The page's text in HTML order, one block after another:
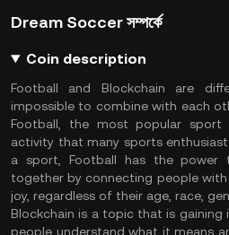
Dream Soccer সম্পর্কে
Coin description
Football and Blockchain are
impossible to combine with each
Football, the most popular
activity that many sports
a sport, Football has the power
together by connecting people
joy, regardless of their age, race,
Blockchain is a topic that is gaining
people understand what it means